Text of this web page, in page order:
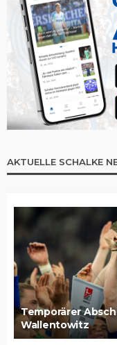
AKTUELLE SCHALKE
Temporärer
Wallentowitz